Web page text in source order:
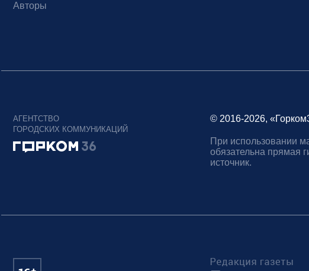
Авторы
АГЕНТСТВО
ГОРОДСКИХ КОММУНИКАЦИЙ
© 2016-2026,
При использовании
обязательна прямая
источник.